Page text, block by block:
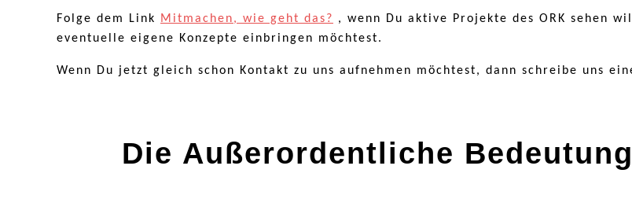
Folge dem Link Mitmachen, wie geht das? , wenn Du aktive Projekte des ORK sehen
eventuelle eigene Konzepte einbringen möchtest.
Wenn Du jetzt gleich schon Kontakt zu uns aufnehmen möchtest, dann schreibe uns
Die Außerordentliche